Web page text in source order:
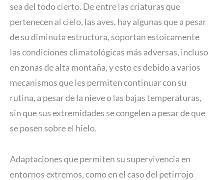
sea del todo cierto. De entre las criaturas que
pertenecen al cielo, las aves, hay algunas que a pesar
de su diminuta estructura, soportan estoicamente
las condiciones climatológicas más adversas, incluso
en zonas de alta montaña, y esto es debido a varios
mecanismos que les permiten continuar con su
rutina, a pesar de la nieve o las bajas temperaturas,
sin que sus extremidades se congelen a pesar de que
se posen sobre el hielo.
Adaptaciones que permiten su supervivencia en
entornos extremos, como en el caso del petirrojo